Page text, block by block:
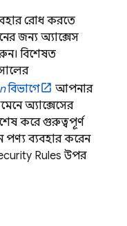
রোধ করতে
জন্য অ্যাক্সেস
বিশেষত,
বিভাগে
আপনার
অ্যাক্সেসের
করে গুরুত্বপূর্ণ
ব্যবহার করেন
Rulesউপর